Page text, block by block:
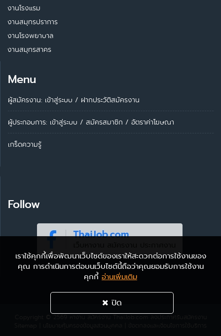
งานโรงแรม
งานสมุทรปราการ
งานโรงพยาบาล
งานสมุทรสาคร
Menu
ผู้สมัครงาน: เข้าสู่ระบบ / ฝากประวัติสมัครงาน
ผู้ประกอบการ: เข้าสู่ระบบ / สมัครสมาชิก / อัตราค่าโฆษณา
เกร็ดความรู้
Follow
เราใช้คุกกี้เพื่อพัฒนาเว็บไซต์ของเราให้สะดวกต่อการใช้งานของ
คุณ การดำเนินการต่อบนเว็บไซต์นี้ถือว่าคุณยอมรับการใช้งาน
คุกกี้ อ่านเพิ่มเติม
ปิด